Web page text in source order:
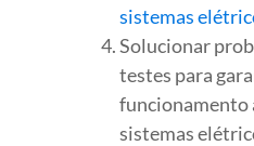
sistemas
Solucionar
testes para
funcionamento
sistemas